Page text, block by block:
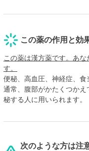
この薬の作用と効
この薬は漢方薬です。あ
す。
便秘、高血圧、神経症、食
通常、腹部がかたくつか
秘する人に用いられます。
次のような方は注